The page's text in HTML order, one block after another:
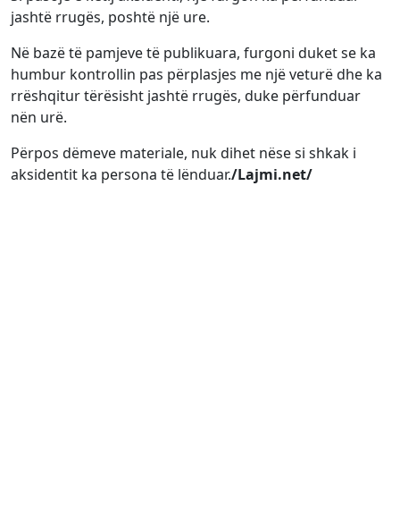
jashtë rrugës, poshtë një ure.
Në bazë të pamjeve të publikuara, furgoni duket se ka
humbur kontrollin pas përplasjes me një veturë dhe ka
rrëshqitur tërësisht jashtë rrugës, duke përfunduar
nën urë.
Përpos dëmeve materiale, nuk dihet nëse si shkak i
aksidentit ka persona të lënduar./Lajmi.net/